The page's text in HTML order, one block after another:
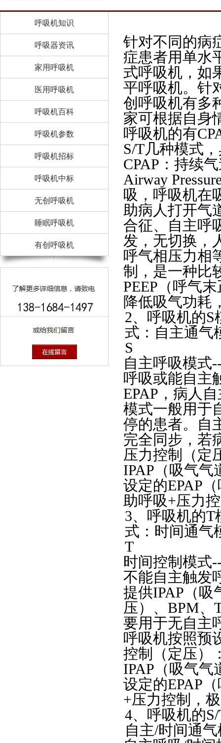
呼吸机知识
呼吸器资讯
家用呼吸机
医用呼吸机
呼吸机百科
呼吸机参数
呼吸机招标
呼吸机中标
无创呼吸机
睡眠呼吸机
有创呼吸机
针对不同的病
症患者用单水
式呼吸机，如
平呼吸机。针
创呼吸机有多
家可根据自身
呼吸机的有
S/T几种模式
CPAP：持续
Airway
吸，呼吸机在
助病人打开气
合征、自主呼
发，无切换，
呼气相压力相
制，是一种比
PEEP（呼气
降低吸气功耗
2、呼吸机的S
式：自主通气
S
自主呼吸模式
呼吸或能自主
EPAP，病人
模式一般用于
停的患者。自
完全同步，若
压力控制（定
IPAP（吸气气
设定的EPAP
助呼吸+压力
3、呼吸机的T
式：时间通气
T
时间控制模式
不能自主触发
提供IPAP（吸
压）、BPM、
要用于无自主
呼吸机按照预
控制（定压）
IPAP（吸气气
设定的EPAP
+压力控制，
4、呼吸机的
自主/时间通